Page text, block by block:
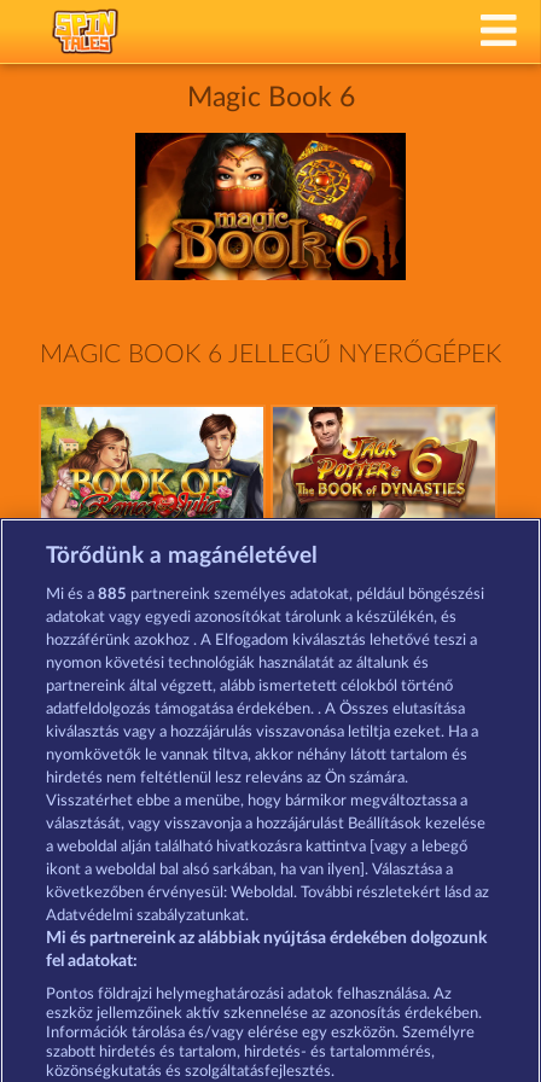
Magic Book 6
MAGIC BOOK 6 JELLEGŰ NYERŐGÉPEK
Book of Romeo and Julia
Balthazar Books and Bulls
Részvételi feltételek
Adatkezelési tájékoztató Impresszum
A cég GYIK Partnerprogram
Törődünk a magánéletével
Mi és a885 partnereink személyes adatokat, például böngészési
adatokat vagy egyedi azonosítókat tárolunk a készülékén, és
hozzáférünk azokhoz . A Elfogadom kiválasztás lehetővé teszi a
nyomon követési technológiák használatát az általunk és
partnereink által végzett, alább ismertetett célokból történő
adatfeldolgozás támogatása érdekében. . A Összes elutasítása
kiválasztás vagy a hozzájárulás visszavonása letiltja ezeket. Ha a
nyomkövetők le vannak tiltva, akkor néhány látott tartalom és
hirdetés nem feltétlenül lesz releváns az Ön számára.
Visszatérhet ebbe a menübe, hogy bármikor megváltoztassa a
választását, vagy visszavonja a hozzájárulást Beállítások kezelése
a weboldal alján található hivatkozásra kattintva [vagy a lebegő
ikont a weboldal bal alsó sarkában, ha van ilyen]. Választása a
következőben érvényesül: Weboldal. További részletekért lásd az
Adatvédelmi szabályzatunkat.
Mi és partnereink az alábbiak nyújtása érdekében dolgozunk
fel adatokat:
Pontos földrajzi helymeghatározási adatok felhasználása. Az
eszköz jellemzőinek aktív szkennelése az azonosítás érdekében.
Információk tárolása és/vagy elérése egy eszközön. Személyre
szabott hirdetés és tartalom, hirdetés- és tartalommérés,
közönségkutatás és szolgáltatásfejlesztés.